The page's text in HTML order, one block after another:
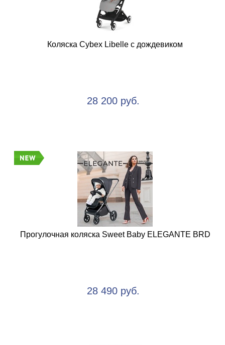
Коляска Cybex Libelle с дождевиком
28 200 руб.
Прогулочная коляска Sweet Baby ELEGANTE BRD
28 490 руб.